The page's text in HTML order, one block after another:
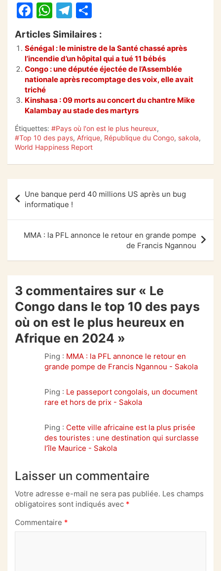
F
a
c
e
b
o
o
k
W
h
at
s
A
p
T
el
e
gr
a
ta
g
er
Articles Similaires :
Sénégal : le ministre de la Santé chassé après
l’incendie d’un hôpital qui a tué 11 bébés
Congo : une députée éjectée de l’Assemblée
nationale après recomptage des voix, elle avait
triché
Kinshasa : 09 morts au concert du chantre Mike
Kalambay au stade des martyrs
Étiquettes: #Pays où l'on est le plus heureux,
#Top 10 des pays, Afrique, République du Congo, sakola,
World Happiness Report
de
l’article
Une banque perd 40 millions US après un bug
informatique !
MMA : la PFL annonce le retour en grande pompe
de Francis Ngannou
3 commentaires sur « Le
Congo dans le top 10 des pays
où on est le plus heureux en
Afrique en 2024 »
Ping : MMA : la PFL annonce le retour en
grande pompe de Francis Ngannou - Sakola
Ping : Le passeport congolais, un document
rare et hors de prix - Sakola
Ping : Cette ville africaine est la plus prisée
des touristes : une destination qui surclasse
l’île Maurice - Sakola
Laisser un commentaire
Votre adresse e-mail ne sera pas publiée. Les champs
obligatoires sont indiqués avec *
Commentaire *